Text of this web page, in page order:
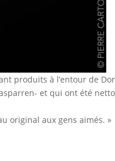
produits à l’entour de
et qui ont été
original aux gens aimés. »